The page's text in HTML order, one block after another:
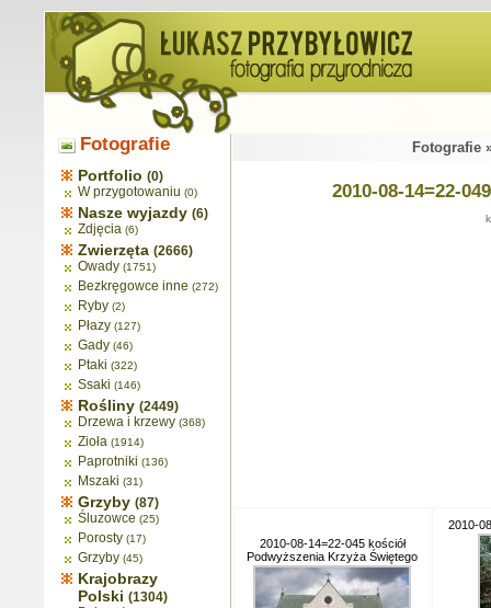
Fotografie
Portfolio (0)
W przygotowaniu (0)
Nasze wyjazdy (6)
Zdjęcia (6)
Zwierzęta (2666)
Owady (1751)
Bezkręgowce inne (272)
Ryby (2)
Płazy (127)
Gady (46)
Ptaki (322)
Ssaki (146)
Rośliny (2449)
Drzewa i krzewy (368)
Zioła (1914)
Paprotniki (136)
Mszaki (31)
Grzyby (87)
Śluzowce (25)
Porosty (17)
Grzyby (45)
Krajobrazy
Polski (1304)
Fotografie
2010-08-14=22-
2010-08-14=22-045 kościół
Podwyższenia Krzyża Świętego
2010-